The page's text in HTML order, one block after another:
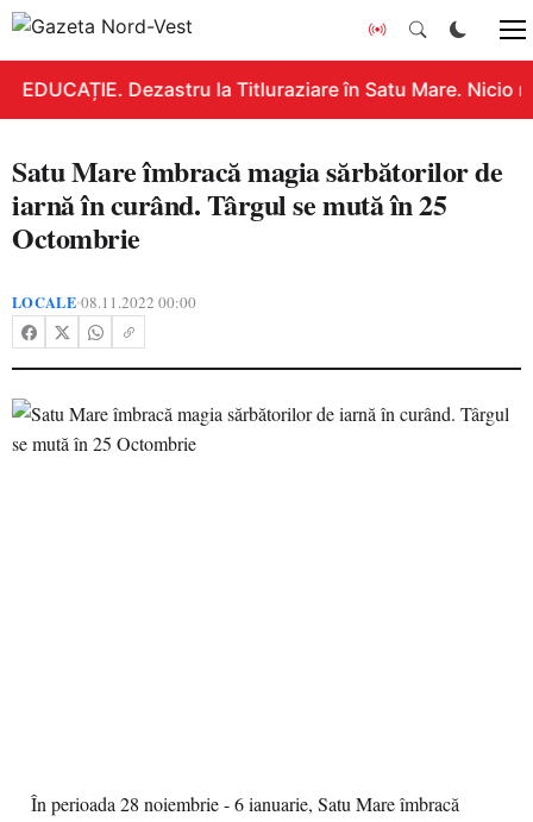
EDUCAȚIE. Dezastru la Titluraziare în Satu Mare. Nicio
Satu Mare îmbracă magia sărbătorilor de
iarnă în curând. Târgul se mută în 25
Octombrie
LOCALE•08.11.2022 00:00
În perioada 28 noiembrie - 6 ianuarie, Satu Mare îmbracă